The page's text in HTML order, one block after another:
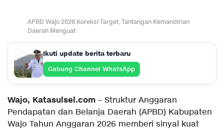
APBD Wajo 2026 Koreksi Target, Tantangan Kemandirian
Daerah Menguat
Ikuti update berita terbaru
Gabung Channel WhatsApp
Wajo, Katasulsel.com – Struktur Anggaran
Pendapatan dan Belanja Daerah (APBD) Kabupaten
Wajo Tahun Anggaran 2026 memberi sinyal kuat